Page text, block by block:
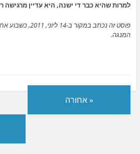
למרות שהיא כבר די ישנה, היא עדיין מרגישה
פוסט זה נכתב במקור
המנגה.
« אחורה